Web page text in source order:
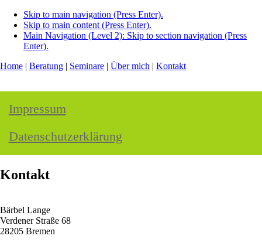
Skip to main navigation (Press Enter).
Skip to main content (Press Enter).
Main Navigation (Level 2): Skip to section navigation (Press
Enter).
Home | Beratung | Seminare | Über mich | Kontakt
Impressum
Datenschutzerklärung
Kontakt
Bärbel Lange
Verdener Straße 68
28205 Bremen